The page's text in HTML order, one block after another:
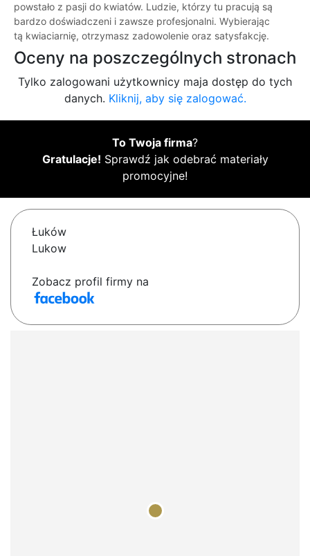
powstało z pasji do kwiatów. Ludzie, którzy tu pracują są
bardzo doświadczeni i zawsze profesjonalni. Wybierając
tą kwiaciarnię, otrzymasz zadowolenie oraz satysfakcję.
Oceny na poszczególnych stronach
Tylko zalogowani użytkownicy maja dostęp do tych
danych. Kliknij, aby się zalogować.
To Twoja firma?
Gratulacje! Sprawdź jak odebrać materiały
promocyjne!
Łuków
Lukow
Zobacz profil firmy na